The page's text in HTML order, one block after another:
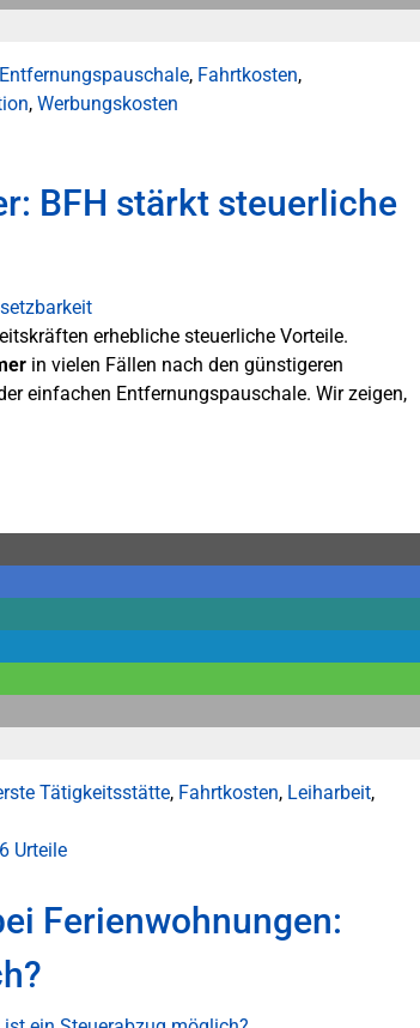
Entfernungspauschale, Fahrtkosten,
, Werbungskosten
BFH stärkt steuerliche
erhebliche steuerliche Vorteile.
in vielen Fällen nach den günstigeren
einfachen Entfernungspauschale. Wir zeigen,
Tätigkeitsstätte, Fahrtkosten, Leiharbeit,
Urteile
Ferienwohnungen: